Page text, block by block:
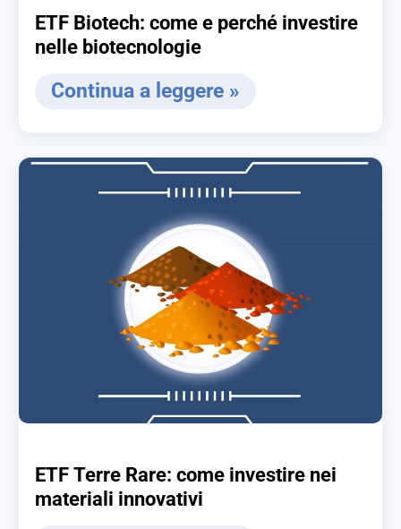
ETF Biotech: come e perché investire
nelle biotecnologie
Continua a leggere »
ETF Terre Rare: come investire nei
materiali innovativi